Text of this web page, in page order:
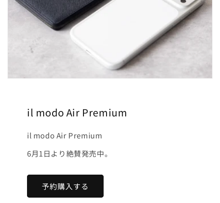
il modo Air Premium
il modo Air Premium
6月1日より絶賛発売中。
予約購入する